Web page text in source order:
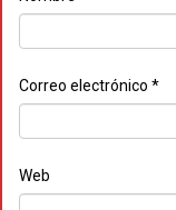
Correo electrónico *
Web